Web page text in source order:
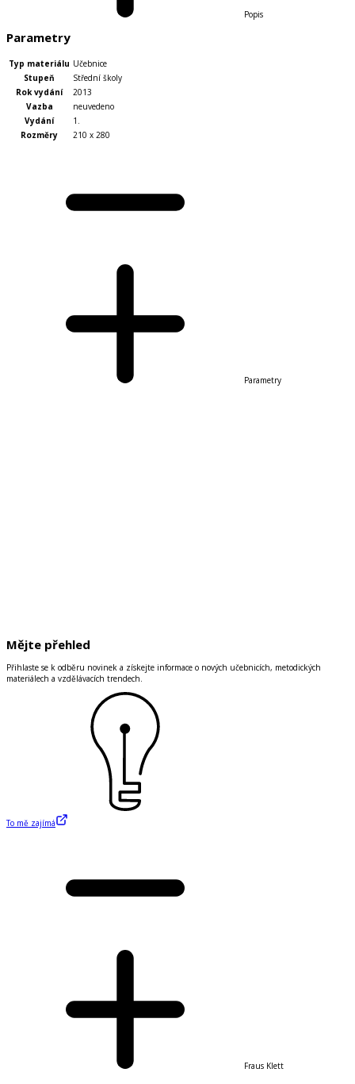
Popis
Parametry
Typ materiálu Učebnice
Stupeň
Střední školy
Rok vydání
2013
Vazba
neuvedeno
Vydání
1.
Rozměry
210 x 280
Parametry
Mějte přehled
Přihlaste se k odběru novinek a získejte informace o nových učebnicích, metodických
materiálech a vzdělávacích trendech.
To mě zajímá
Fraus Klett